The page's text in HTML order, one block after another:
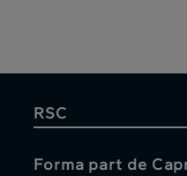
RSC
Forma part de